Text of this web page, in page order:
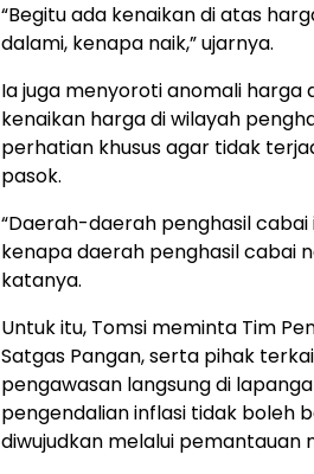
“Begitu ada kenaikan di atas
dalami, kenapa naik,” ujarnya.
Ia juga menyoroti anomali harga
kenaikan harga di wilayah
perhatian khusus agar tidak
pasok.
“Daerah-daerah penghasil cabai
kenapa daerah penghasil cabai
katanya.
Untuk itu, Tomsi meminta Tim
Satgas Pangan, serta pihak
pengawasan langsung di
pengendalian inflasi tidak boleh
diwujudkan melalui pemantauan